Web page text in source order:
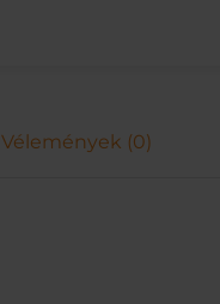
Vélemények (0)